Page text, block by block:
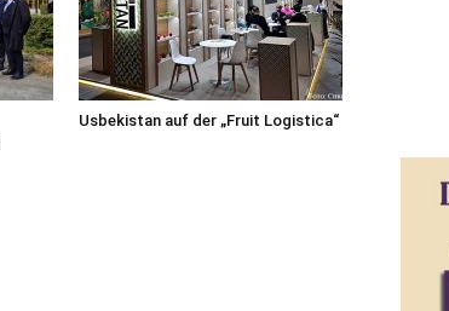
Usbekistan auf der „Fruit Logistica“